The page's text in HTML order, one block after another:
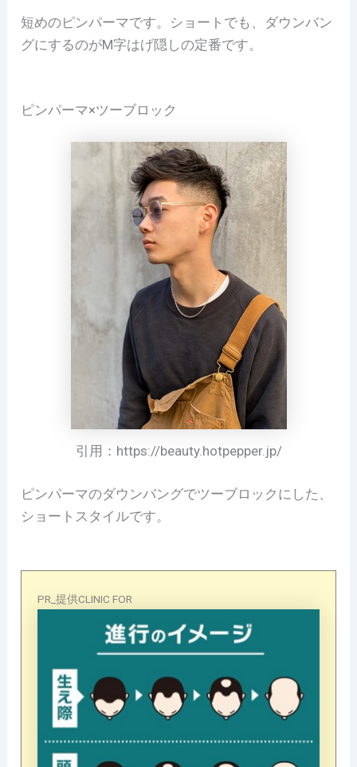
短めのピンパーマです。ショートでも、ダウンバン
グにするのがM字はげ隠しの定番です。
ピンパーマ×ツーブロック
引用：https://beauty.hotpepper.jp/
ピンパーマのダウンバングでツーブロックにした、
ショートスタイルです。
PR_提供CLINIC FOR